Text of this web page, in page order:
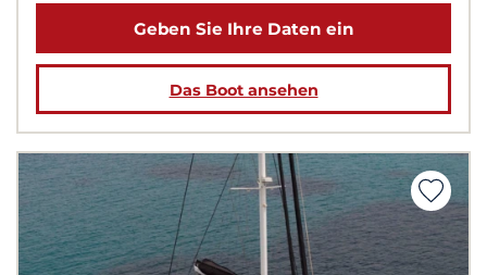
Geben Sie Ihre Daten ein
Das Boot ansehen